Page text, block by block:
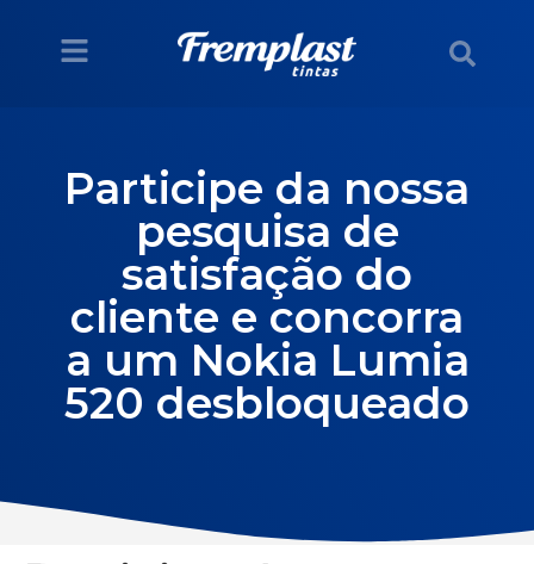
Participe da nossa
pesquisa de
satisfação do
cliente e concorra
a um Nokia Lumia
520 desbloqueado